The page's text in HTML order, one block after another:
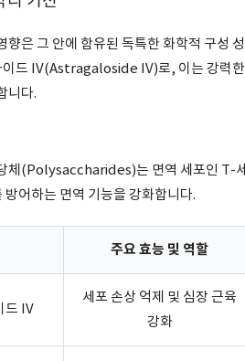
향은 그 안에 함유된 독특한 화학적 구성
드 IV(Astragaloside IV)로, 이는 강력한
니다.
체(Polysaccharides)는 면역 세포인 T-
어하는 면역 기능을 강화합니다.
주요 효능 및 역할
드 IV
세포 손상 억제 및 심장 근육
강화